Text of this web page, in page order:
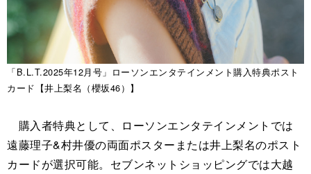
「B.L.T.2025年12月号」ローソンエンタテインメント購入特典ポスト
カード【井上梨名（櫻坂46）】
購入者特典として、ローソンエンタテインメントでは
遠藤理子&村井優の両面ポスターまたは井上梨名のポスト
カードが選択可能。セブンネットショッピングでは大越